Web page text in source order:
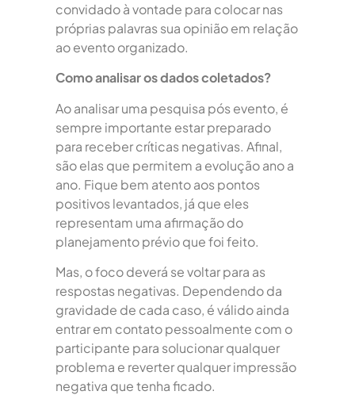
convidado à vontade para colocar nas
próprias palavras sua opinião em relação
ao evento organizado.
Como analisar os dados coletados?
Ao analisar uma pesquisa pós evento, é
sempre importante estar preparado
para receber críticas negativas. Afinal,
são elas que permitem a evolução ano a
ano. Fique bem atento aos pontos
positivos levantados, já que eles
representam uma afirmação do
planejamento prévio que foi feito.
Mas, o foco deverá se voltar para as
respostas negativas. Dependendo da
gravidade de cada caso, é válido ainda
entrar em contato pessoalmente com o
participante para solucionar qualquer
problema e reverter qualquer impressão
negativa que tenha ficado.